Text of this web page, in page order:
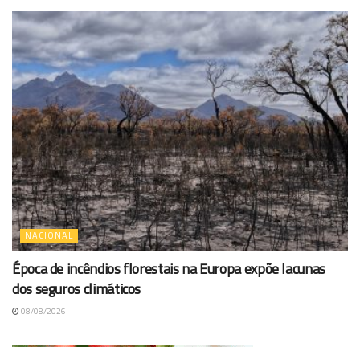
NACIONAL
Época de incêndios florestais na Europa expõe lacunas
dos seguros climáticos
08/08/2026